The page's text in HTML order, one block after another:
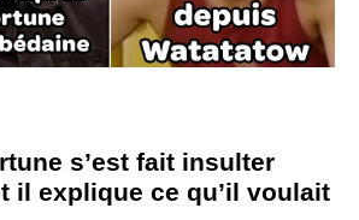
s’est fait insulter
il explique ce qu’il voulait